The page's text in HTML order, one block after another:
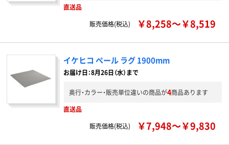
直送品
販売価格(税込)
￥8,258～￥8,519
イケヒコ ペール ラグ 1900mm
お届け日：8月26日（水）まで
奥行・カラー・販売単位違いの商品が4商品あります
直送品
販売価格(税込)
￥7,948～￥9,830